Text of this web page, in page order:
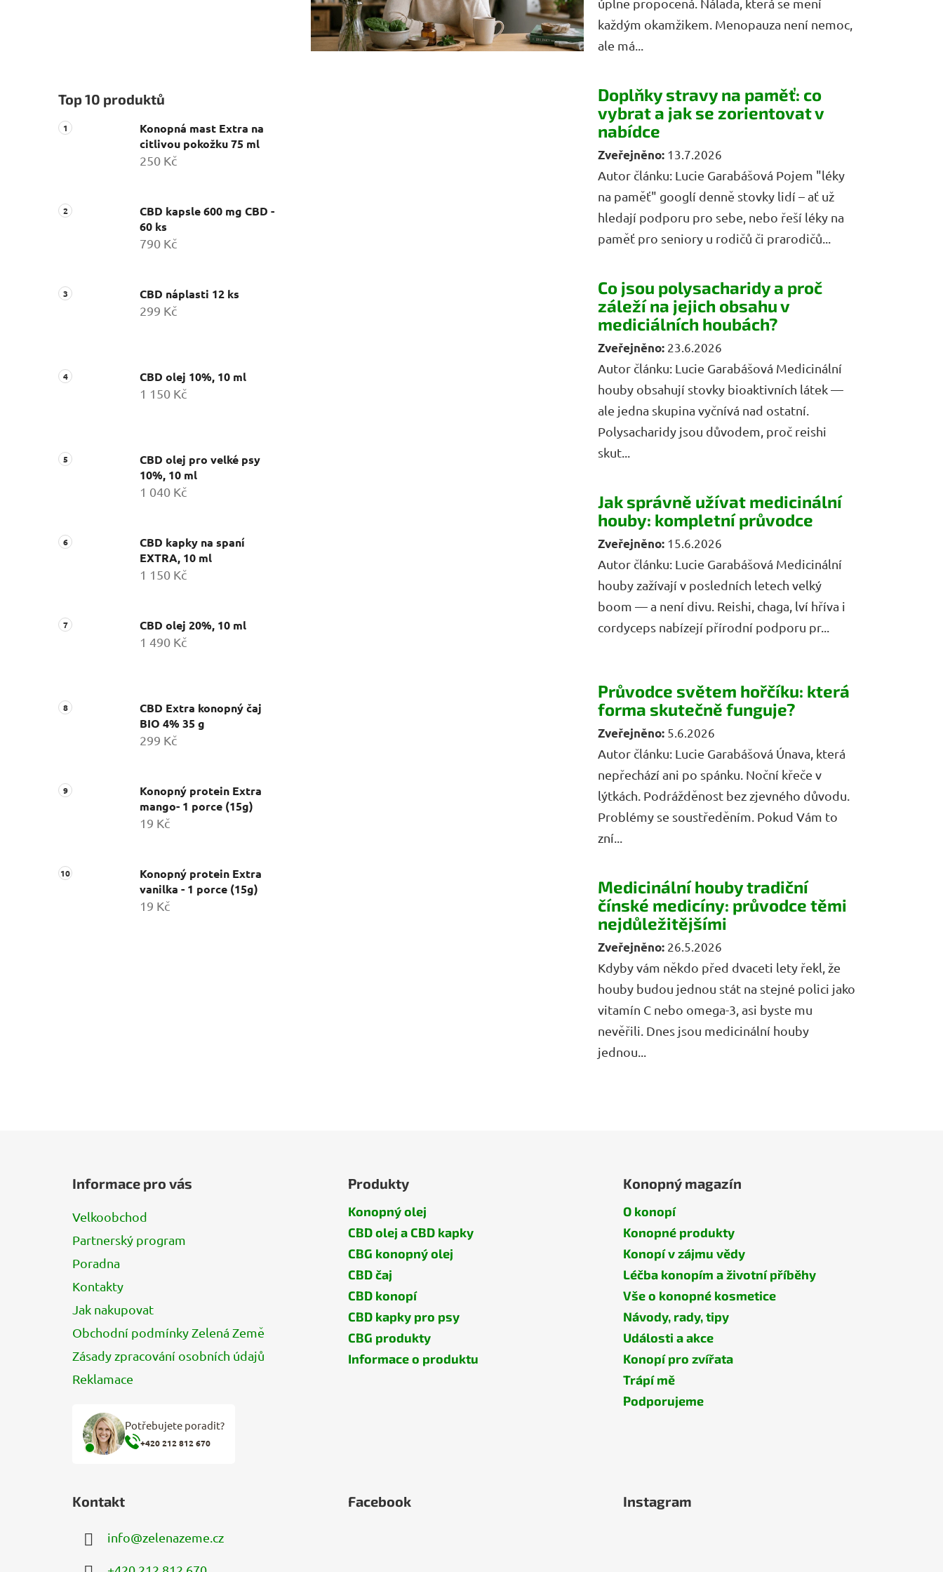
Top 10 produktů
Konopná mast Extra na
citlivou pokožku 75 ml
250 Kč
CBD kapsle 600 mg CBD -
60 ks
790 Kč
CBD náplasti 12 ks
299 Kč
CBD olej 10%, 10 ml
1 150 Kč
CBD olej pro velké psy
10%, 10 ml
1 040 Kč
CBD kapky na spaní
EXTRA, 10 ml
1 150 Kč
CBD olej 20%, 10 ml
1 490 Kč
CBD Extra konopný čaj
BIO 4% 35 g
299 Kč
Konopný protein Extra
mango- 1 porce (15g)
19 Kč
Konopný protein Extra
vanilka - 1 porce (15g)
19 Kč
každým okamžikem. Menopauza není nemoc,
ale má...
Doplňky stravy na paměť: co
vybrat a jak se zorientovat v
nabídce
13.7.2026
Autor článku: Lucie Garabášová Pojem "léky
na paměť" googlí denně stovky lidí – ať už
hledají podporu pro sebe, nebo řeší léky na
paměť pro seniory u rodičů či prarodičů...
Co jsou polysacharidy a proč
záleží na jejich obsahu v
mediciálních houbách?
23.6.2026
Autor článku: Lucie Garabášová Medicinální
houby obsahují stovky bioaktivních látek —
ale jedna skupina vyčnívá nad ostatní.
Polysacharidy jsou důvodem, proč reishi
skut...
Jak správně užívat medicinální
houby: kompletní průvodce
15.6.2026
Autor článku: Lucie Garabášová Medicinální
houby zažívají v posledních letech velký
boom — a není divu. Reishi, chaga, lví hříva i
cordyceps nabízejí přírodní podporu pr...
Průvodce světem hořčíku: která
forma skutečně funguje?
5.6.2026
Autor článku: Lucie Garabášová Únava, která
nepřechází ani po spánku. Noční křeče v
lýtkách. Podrážděnost bez zjevného důvodu.
Problémy se soustředěním. Pokud Vám to
zní...
Medicinální houby tradiční
čínské medicíny: průvodce těmi
nejdůležitějšími
26.5.2026
Kdyby vám někdo před dvaceti lety řekl, že
houby budou jednou stát na stejné polici jako
vitamín C nebo omega-3, asi byste mu
nevěřili. Dnes jsou medicinální houby
jednou...
Informace pro vás
Velkoobchod
Partnerský program
Poradna
Kontakty
Jak nakupovat
Obchodní podmínky Zelená Země
Zásady zpracování osobních údajů
Reklamace
Potřebujete poradit?
+420 212 812 670
Produkty
Konopný olej
CBD olej a CBD kapky
CBG konopný olej
CBD čaj
CBD konopí
CBD kapky pro psy
CBG produkty
Informace o produktu
Konopný magazín
O konopí
Konopné produkty
Konopí v zájmu vědy
Léčba konopím a životní příběhy
Vše o konopné kosmetice
Návody, rady, tipy
Události a akce
Konopí pro zvířata
Trápí mě
Podporujeme
Kontakt
info@zelenazeme.cz
Facebook Instagram